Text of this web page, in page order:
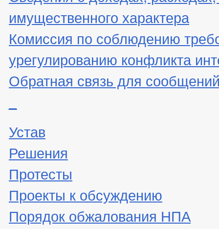
имущественного характера
Комиссия по соблюдению
урегулированию конфликта
Обратная связь для
Устав
Решения
Протесты
Проекты к обсуждению
Порядок обжалования НПА